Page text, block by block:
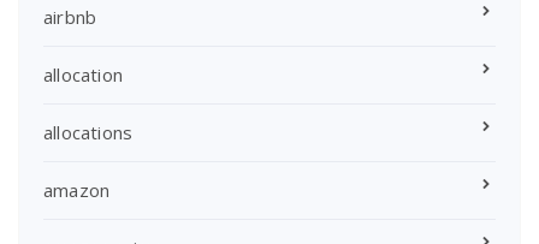
airbnb
allocation
allocations
amazon